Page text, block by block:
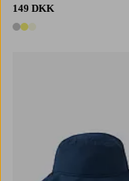
149 DKK
3 farver